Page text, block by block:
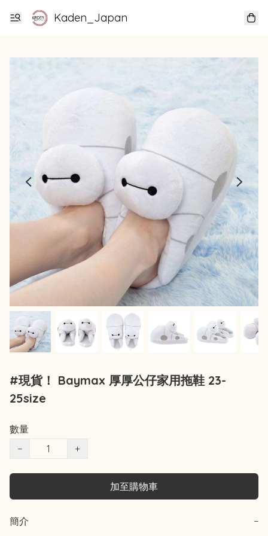
Kaden_Japan
#現貨！ Baymax 厚厚公仔家用拖鞋 23-
25size
數量
−
+
加至購物車
簡介 −